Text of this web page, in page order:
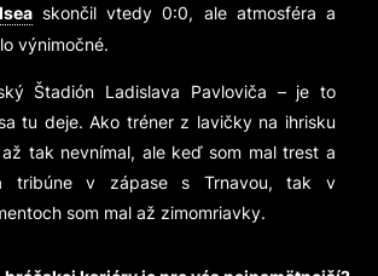
skončil vtedy 0:0, ale atmosféra a
výnimočné.
Štadión Ladislava Pavloviča – je to
tu deje. Ako tréner z lavičky na ihrisku
tak nevnímal, ale keď som mal trest a
tribúne v zápase s Trnavou, tak v
som mal až zimomriavky.